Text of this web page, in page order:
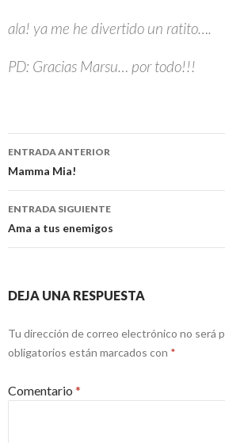
ala! ya me he divertido un ratito….
PD: Gracias Marsu… por todo!!!
Navegación
de
entradas
ENTRADA ANTERIOR
Mamma Mia!
ENTRADA SIGUIENTE
Ama a tus enemigos
DEJA UNA RESPUESTA
Tu dirección de correo electrónico no será
obligatorios están marcados con *
Comentario *